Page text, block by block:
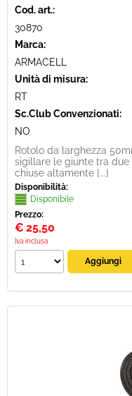
Cod. art.:
30870
Marca:
ARMACELL
Unità di misura:
RT
Sc.Club Convenzionati:
NO
Rotolo da larghezza
sigillare le giunte tra
chiuse altamente [...]
Disponibilità:
Disponibile
Prezzo:
€ 25,50
Iva inclusa